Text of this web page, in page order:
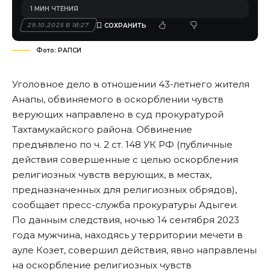
29.10.2025 В 18:27
1 МИН ЧТЕНИЯ
Фото: РАПСИ
Уголовное дело в отношении 43-летнего жителя
Анапы, обвиняемого в оскорблении чувств
верующих направлено в суд прокуратурой
Тахтамукайского района. Обвинение
предъявлено по ч. 2 ст. 148 УК РФ (публичные
действия совершенные с целью оскорбления
религиозных чувств верующих, в местах,
предназначенных для религиозных обрядов),
сообщает пресс-служба прокуратуры Адыгеи.
По данным следствия, ночью 14 сентября 2023
года мужчина, находясь у территории мечети в
ауле Козет, совершил действия, явно направлены
на оскорбление религиозных чувств